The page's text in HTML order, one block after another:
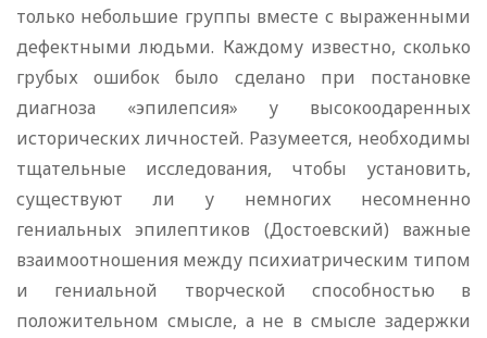
только небольшие группы вместе с выраженными
дефектными людьми. Каждому известно, сколько
грубых ошибок было сделано при постановке
диагноза «эпилепсия» у высокоодаренных
исторических личностей. Разумеется, необходимы
тщательные исследования, чтобы установить,
существуют ли у немногих несомненно
гениальных эпилептиков (Достоевский) важные
взаимоотношения между психиатрическим типом
и гениальной творческой способностью в
положительном смысле, а не в смысле задержки